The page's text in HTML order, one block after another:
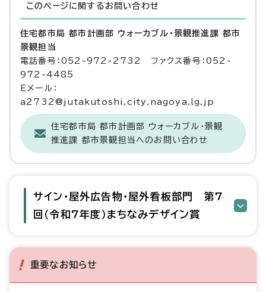
このページに関する お問い合わせ
住宅都市局 都市計画部 ウォーカブル・景観推進課 都市
景観担当
電話番号：052-972-2732 ファクス番号：052-
972-4485
Eメール：
a2732@jutakutoshi.city.nagoya.lg.jp
住宅都市局 都市計画部 ウォーカブル・景観
推進課 都市景観担当へのお問い合わせ
サイン・屋外広告物・屋外看板部門 第7
回（令和7年度）まちなみデザイン賞
重要なお知らせ